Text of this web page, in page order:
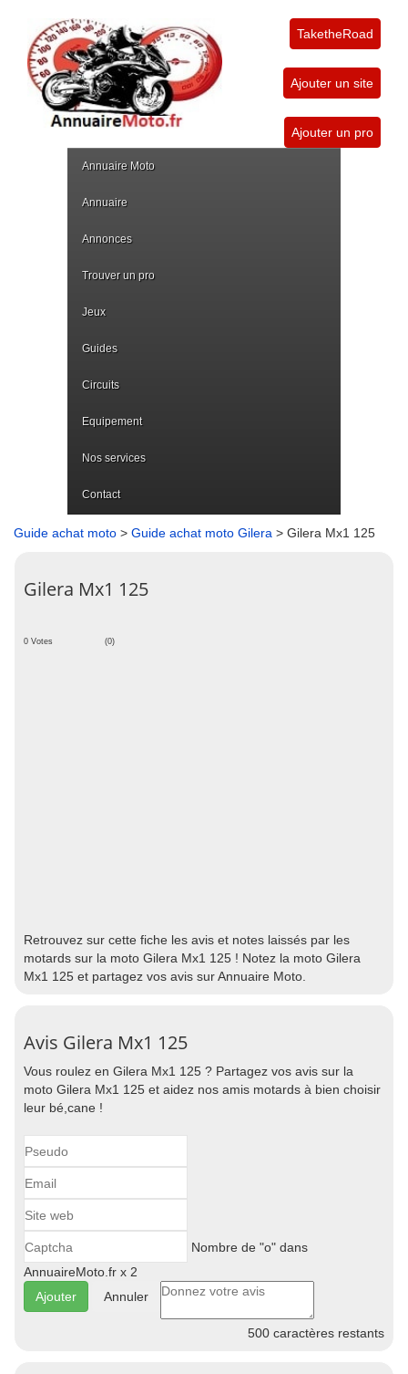
TaketheRoad
Ajouter un site
Ajouter un pro
Annuaire Moto
Annuaire
Annonces
Trouver un pro
Jeux
Guides
Circuits
Equipement
Nos services
Contact
Guide achat moto > Guide achat moto Gilera > Gilera Mx1 125
Gilera Mx1 125
0 Votes (0)
Retrouvez sur cette fiche les avis et notes laissés par les
motards sur la moto Gilera Mx1 125 ! Notez la moto Gilera
Mx1 125 et partagez vos avis sur Annuaire Moto.
Avis Gilera Mx1 125
Vous roulez en Gilera Mx1 125 ? Partagez vos avis sur la
moto Gilera Mx1 125 et aidez nos amis motards à bien choisir
leur bé,cane !
Nombre de "o" dans
AnnuaireMoto.fr x 2
Annuler
500 caractères restants